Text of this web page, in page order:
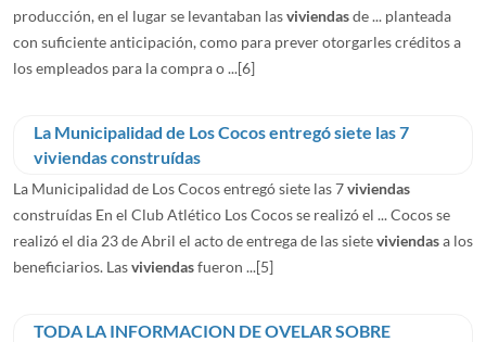
producción, en el lugar se levantaban lasviviendasde ... planteada
con suficiente anticipación, como para prever otorgarles créditos a
los empleados para la compra o ...[6]
La Municipalidad de Los Cocos entregó siete las 7
viviendas construídas
La Municipalidad de Los Cocos entregó siete las 7viviendas
construídas En el Club Atlético Los Cocos se realizó el ... Cocos se
realizó el dia 23 de Abril el acto de entrega de las sieteviviendasa los
beneficiarios. Lasviviendasfueron ...[5]
TODA LA INFORMACION DE OVELAR SOBRE